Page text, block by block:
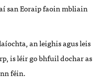
san Eoraip faoin mbliain
an leighis agus leis
is léir go bhfuil dochar as
féin.